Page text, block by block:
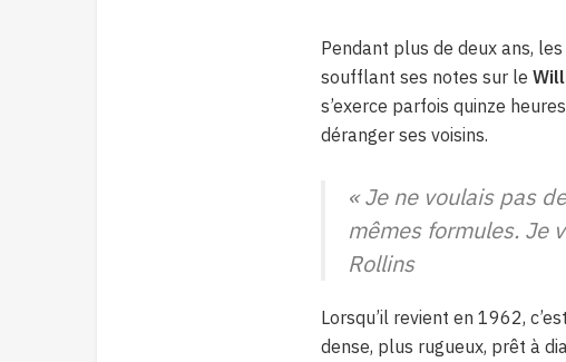
Pendant plus de deux ans,
soufflant ses notes sur le
s’exerce parfois quinze
déranger ses voisins.
« Je ne voulais pas
mêmes formules. Je
Rollins
Lorsqu’il revient en 1962,
dense, plus rugueux, prêt à